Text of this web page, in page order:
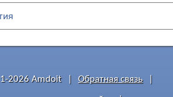
2026 Amdoit Обратная связь